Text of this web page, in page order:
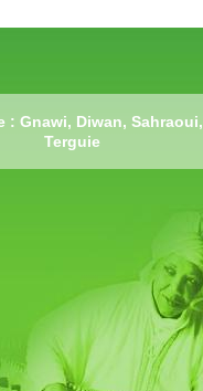
: Gnawi, Diwan, Sahraoui,
Terguie